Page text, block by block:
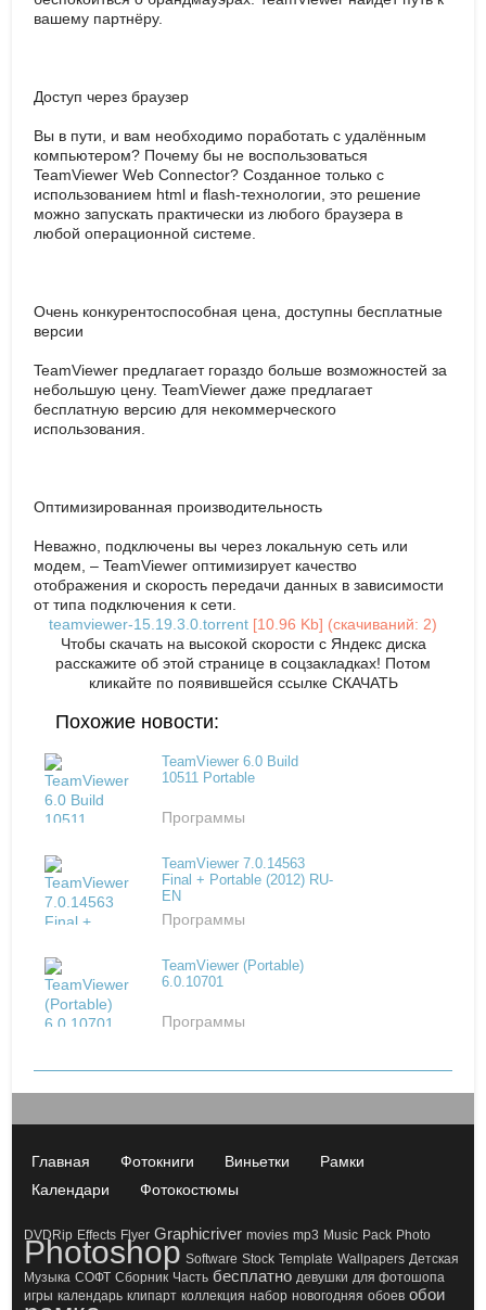
вашему партнёру.
Доступ через браузер
Вы в пути, и вам необходимо поработать с удалённым
компьютером? Почему бы не воспользоваться
TeamViewer Web Connector? Созданное только с
использованием html и flash-технологии, это решение
можно запускать практически из любого браузера в
любой операционной системе.
Очень конкурентоспособная цена, доступны бесплатные
версии
TeamViewer предлагает гораздо больше возможностей за
небольшую цену. TeamViewer даже предлагает
бесплатную версию для некоммерческого
использования.
Оптимизированная производительность
Неважно, подключены вы через локальную сеть или
модем, – TeamViewer оптимизирует качество
отображения и скорость передачи данных в зависимости
от типа подключения к сети.
teamviewer-15.19.3.0.torrent [10.96 Kb] (cкачиваний: 2)
Чтобы скачать на высокой скорости с Яндекс диска
расскажите об этой странице в соцзакладках! Потом
кликайте по появившейся ссылке СКАЧАТЬ
Похожие новости:
TeamViewer 6.0 Build
10511 Portable
Программы
TeamViewer 7.0.14563
Final + Portable (2012) RU-
EN
Программы
TeamViewer (Portable)
6.0.10701
Программы
Главная Фотокниги Виньетки
Рамки
Календари
Фотокостюмы
DVDRip Effects Flyer Graphicriver movies mp3 Music Pack Photo
Photoshop Software Stock Template Wallpapers Детская
Музыка СОФТ Сборник Часть бесплатно девушки для фотошопа
игры календарь клипарт коллекция набор новогодняя обоев обои